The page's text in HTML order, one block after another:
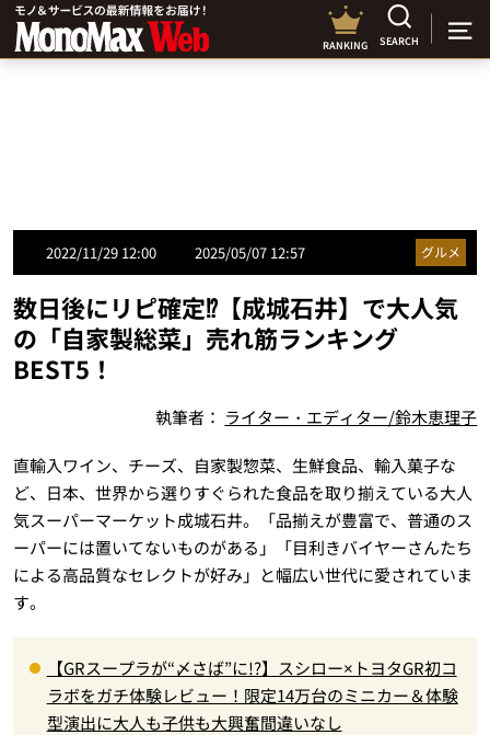
RANKING SEARCH
2022/11/29 12:00 2025/05/07 12:57 グルメ
数日後にリピ確定⁉【成城石井】で大人気
の「自家製総菜」売れ筋ランキング
BEST5！
執筆者： ライター・エディター/鈴木恵理子
直輸入ワイン、チーズ、自家製惣菜、生鮮食品、輸入菓子な
ど、日本、世界から選りすぐられた食品を取り揃えている大人
気スーパーマーケット成城石井。「品揃えが豊富で、普通のス
ーパーには置いてないものがある」「目利きバイヤーさんたち
による高品質なセレクトが好み」と幅広い世代に愛されていま
す。
【GRスープラが“〆さば”に!?】スシロー×トヨタGR初コ
ラボをガチ体験レビュー！限定14万台のミニカー＆体験
型演出に大人も子供も大興奮間違いなし